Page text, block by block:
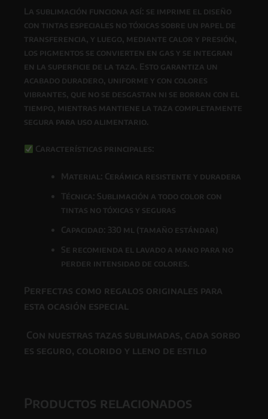
La sublimación funciona así: se imprime el diseño
con tintas especiales no tóxicas sobre un papel de
transferencia, y luego, mediante calor y presión,
los pigmentos se convierten en gas y se integran
en la superficie de la taza. Esto garantiza un
acabado duradero, uniforme y con colores
vibrantes, que no se desgastan ni se borran con el
tiempo, mientras mantiene la taza completamente
segura para uso alimentario.
Características principales:
Material: Cerámica resistente y duradera
Técnica: Sublimación a todo color con
tintas no tóxicas y seguras
Capacidad: 330 ml (tamaño estándar)
Se recomienda el lavado a mano para no
perder intensidad de colores.
Perfectas como regalos originales para
esta ocasión especial
Con nuestras tazas sublimadas, cada sorbo
es seguro, colorido y lleno de estilo
Productos relacionados